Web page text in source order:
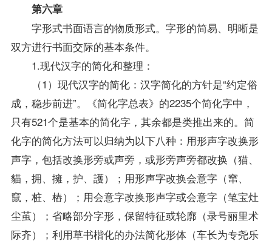
第六章
字形式书面语言的物质形式。字形的简易、明晰是
双方进行书面交际的基本条件。
1.现代汉字的简化和整理：
（1）现代汉字的简化：汉字简化的方针是“约定俗
成，稳步前进”。《简化字总表》的2235个简化字中，
只有521个是基本的简化字，其余都是类推出来的。简
化字的简化方法可以归纳为以下八种：用形声字改换形
声字，包括改换形旁或声旁，或形旁声旁都改换（猫、
貓，拥、擁，护、護）；用形声字改换会意字（窜、
竄，桩、樁）；用会意字改换形声字或会意字（笔宝灶
尘茧）；省略部分字形，保留特征或轮廓（录号丽里术
际齐）；利用草书楷化的办法简化形体（车长为专尧乐